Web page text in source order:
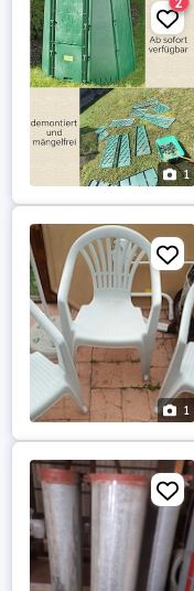
1
1